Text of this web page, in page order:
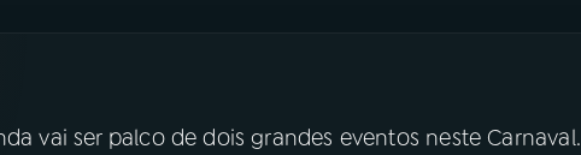
vai ser palco de dois grandes eventos neste Carnaval.